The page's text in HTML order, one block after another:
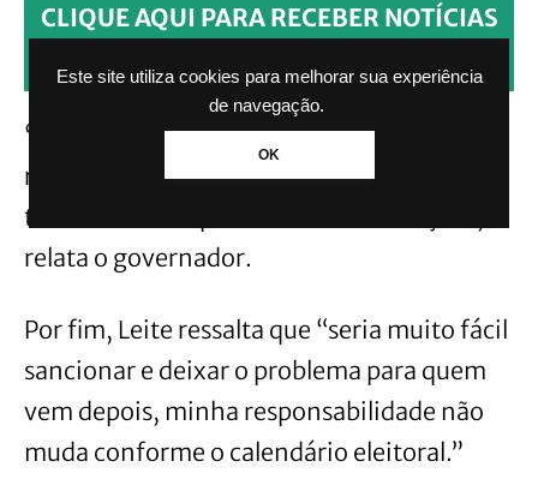
Este site utiliza cookies para melhorar sua experiência
de navegação.
OK
CLIQUE AQUI PARA RECEBER NOTÍCIAS
“Quando alguém promete acabar com uma
receita dessas, precisa dizer de onde vai
tirar o dinheiro para manter os serviços”,
relata o governador.
Por fim, Leite ressalta que “seria muito fácil
sancionar e deixar o problema para quem
vem depois, minha responsabilidade não
muda conforme o calendário eleitoral.”